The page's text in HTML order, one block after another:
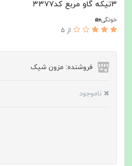
۳تیکه گاو مربع کد۳۳۷۷
خونگی🏡
از 5
فروشنده: مزون شیک
ناموجود